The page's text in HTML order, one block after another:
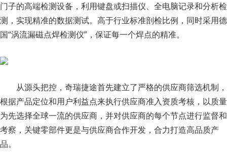
门子的高端检测设备，利用键盘或扫描仪、全电脑记录和分析检
测，实现精准的数据测试。高于行业标准剖检比例，同时采用德
国“涡流漏磁点焊检测仪”，保证每一个焊点的精准。
从源头把控，奇瑞捷途首先建立了严格的供应商筛选机制，
根据产品定位和用户利益点来执行供应商准入资质考核，以质量
为先选择全球一流的供应商，并对供应商的每个节点进行监督和
考察，关键零部件更是与供应商合作开发，合力打造高品质产
品。